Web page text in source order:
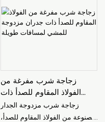
زجاجة شرب مفرغة من
الفولاذ المقاوم للصدأ ذات
جدران مزدوجة للمشي
لمسافات طويلة
زجاجة شرب مزدوجة الجدار
مصنوعة من الفولاذ المقاوم للصدأ،